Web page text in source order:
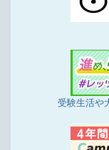
受験生活や